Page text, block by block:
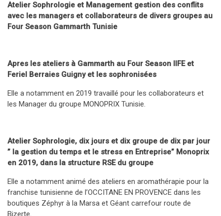
Atelier Sophrologie et Management gestion des conflits
avec les managers et collaborateurs de divers groupes au
Four Season Gammarth Tunisie
Apres les ateliers à Gammarth au Four Season IIFE et
Feriel Berraies Guigny et les sophronisées
Elle a notamment en 2019 travaillé pour les collaborateurs et
les Manager du groupe MONOPRIX Tunisie.
Atelier Sophrologie, dix jours et dix groupe de dix par jour
” la gestion du temps et le stress en Entreprise” Monoprix
en 2019, dans la structure RSE du groupe
Elle a notamment animé des ateliers en aromathérapie pour la
franchise tunisienne de l’OCCITANE EN PROVENCE dans les
boutiques Zéphyr à la Marsa et Géant carrefour route de
Bizerte.